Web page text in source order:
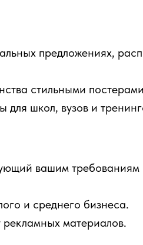
предложениях,
стильными
школ, вузов и
вашим требованиям
и среднего бизнеса.
рекламных материалов.